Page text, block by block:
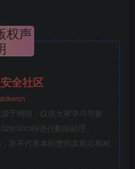
权声
全社区
于网络，仅供大家学习与参
进行删除处理。
并不代表本站赞同其观点和对